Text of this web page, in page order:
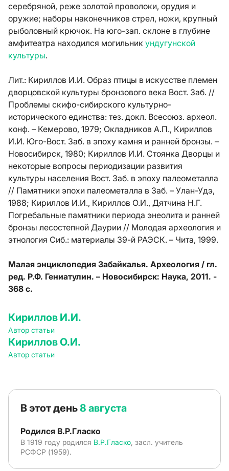
серебряной, реже золотой проволоки, орудия и
оружие; наборы наконечников стрел, ножи, крупный
рыболовный крючок. На юго-зап. склоне в глубине
амфитеатра находился могильник ундугунской
культуры.
Лит.: Кириллов И.И. Образ птицы в искусстве племен
дворцовской культуры бронзового века Вост. Заб. //
Проблемы скифо-сибирского культурно-
исторического единства: тез. докл. Всесоюз. археол.
конф. – Кемерово, 1979; Окладников А.П., Кириллов
И.И. Юго-Вост. Заб. в эпоху камня и ранней бронзы. –
Новосибирск, 1980; Кириллов И.И. Стоянка Дворцы и
некоторые вопросы периодизации развития
культуры населения Вост. Заб. в эпоху палеометалла
// Памятники эпохи палеометалла в Заб. – Улан-Удэ,
1988; Кириллов И.И., Кириллов О.И., Дятчина Н.Г.
Погребальные памятники периода энеолита и ранней
бронзы лесостепной Даурии // Молодая археология и
этнология Сиб.: материалы 39-й РАЭСК. – Чита, 1999.
Малая энциклопедия Забайкалья. Археология / гл.
ред. Р.Ф. Гениатулин. – Новосибирск: Наука, 2011. -
368 с.
Кириллов И.И.
Автор статьи
Кириллов О.И.
Автор статьи
В этот день8 августа
Родился В.Р.Гласко
В 1919 году родился В.Р.Гласко , засл. учитель
РСФСР (1959).